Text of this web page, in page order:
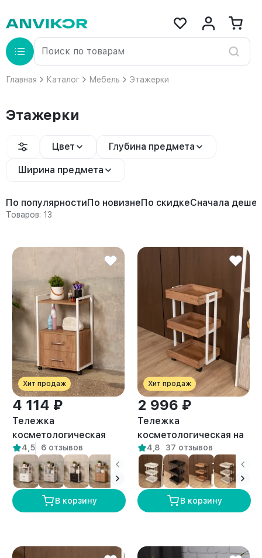
Главная Каталог Мебель Этажерки
Этажерки
Цвет Глубина предмета
Ширина предмета
По популярностиПо новизнеПо скидкеСначала
Товаров: 13
Хит продаж
4 114 ₽
Тележка
косметологическая
Кая белый/амаретто
4,5 6 отзывов
В корзину
Хит продаж
2 996 ₽
Тележка
косметологическая на
колесиках Ангара
белый/амаретто
4,8 37 отзывов
В корзину